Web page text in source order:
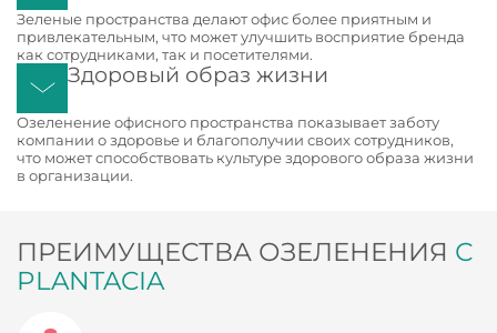
Зеленые пространства делают офис более приятным и
привлекательным, что может улучшить восприятие бренда
как сотрудниками, так и посетителями.
Здоровый образ жизни
Озеленение офисного пространства показывает заботу
компании о здоровье и благополучии своих сотрудников,
что может способствовать культуре здорового образа жизни
в организации.
ПРЕИМУЩЕСТВА ОЗЕЛЕНЕНИЯ С
PLANTACIA